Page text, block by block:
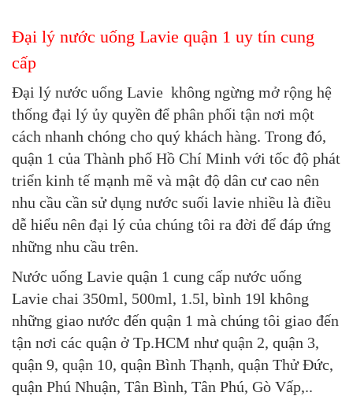
Đại lý nước uống Lavie quận 1 uy tín cung
cấp
Đại lý nước uống Lavie không ngừng mở rộng hệ
thống đại lý ủy quyền để phân phối tận nơi một
cách nhanh chóng cho quý khách hàng. Trong đó,
quận 1 của Thành phố Hồ Chí Minh với tốc độ phát
triển kinh tế mạnh mẽ và mật độ dân cư cao nên
nhu cầu cần sử dụng nước suối lavie nhiều là điều
dễ hiểu nên đại lý của chúng tôi ra đời để đáp ứng
những nhu cầu trên.
Nước uống Lavie quận 1 cung cấp nước uống
Lavie chai 350ml, 500ml, 1.5l, bình 19l không
những giao nước đến quận 1 mà chúng tôi giao đến
tận nơi các quận ở Tp.HCM như quận 2, quận 3,
quận 9, quận 10, quận Bình Thạnh, quận Thử Đức,
quận Phú Nhuận, Tân Bình, Tân Phú, Gò Vấp,..